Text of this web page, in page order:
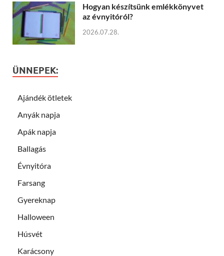
Hogyan készítsünk emlékkönyvet
az évnyitóról?
2026.07.28.
ÜNNEPEK:
Ajándék ötletek
Anyák napja
Apák napja
Ballagás
Évnyitóra
Farsang
Gyereknap
Halloween
Húsvét
Karácsony